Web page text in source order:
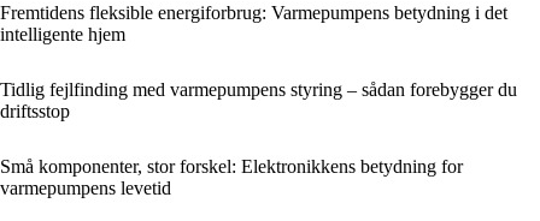
Fremtidens fleksible energiforbrug: Varmepumpens betydning i det
intelligente hjem
Tidlig fejlfinding med varmepumpens styring – sådan forebygger du
driftsstop
Små komponenter, stor forskel: Elektronikkens betydning for
varmepumpens levetid